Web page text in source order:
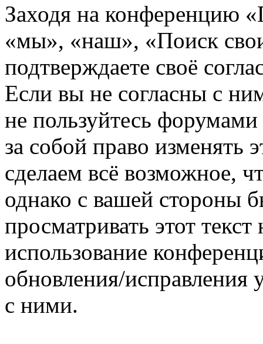
Заходя на конференцию
«мы», «наш», «Поиск
подтверждаете своё
Если вы не согласны с
не пользуйтесь
за собой право изменять
сделаем всё возможное,
однако с вашей стороны
просматривать этот
использование
обновления/исправления
с ними.